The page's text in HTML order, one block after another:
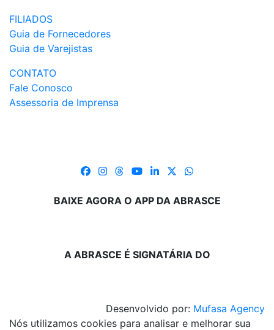
FILIADOS
Guia de Fornecedores
Guia de Varejistas
CONTATO
Fale Conosco
Assessoria de Imprensa
BAIXE AGORA O APP DA ABRASCE
A ABRASCE É SIGNATÁRIA DO
Desenvolvido por: Mufasa Agency
Nós utilizamos cookies para analisar e melhorar sua